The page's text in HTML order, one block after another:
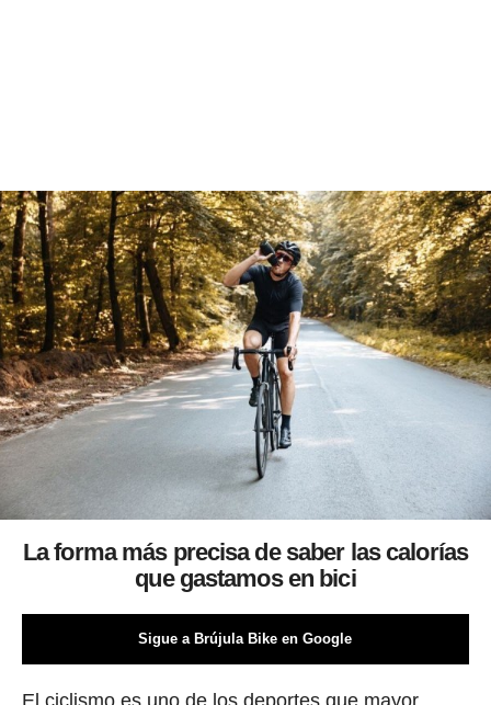
La forma más precisa de saber las calorías
que gastamos en bici
Sigue a Brújula Bike en Google